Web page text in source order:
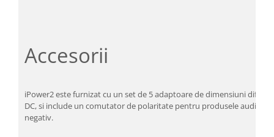
Accesorii
iPower2 este furnizat cu un set de 5 adaptoare de dimensiuni
DC, si include un comutator de polaritate pentru produsele audio
negativ.